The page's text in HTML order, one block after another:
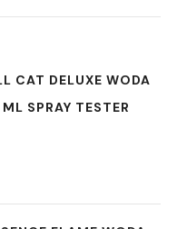
CAT DELUXE WODA
SPRAY TESTER